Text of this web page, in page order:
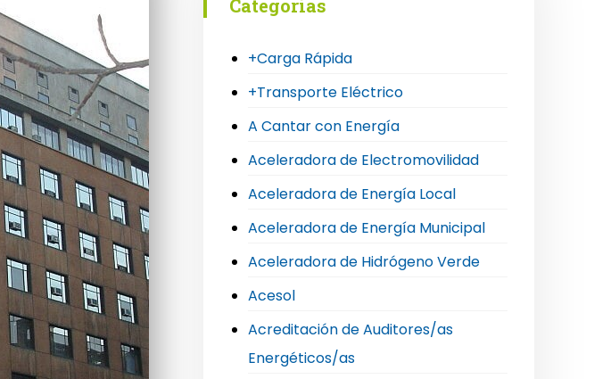
Categorías
+Carga Rápida
+Transporte Eléctrico
A Cantar con Energía
Aceleradora de Electromovilidad
Aceleradora de Energía Local
Aceleradora de Energía Municipal
Aceleradora de Hidrógeno Verde
Acesol
Acreditación de Auditores/as
Energéticos/as